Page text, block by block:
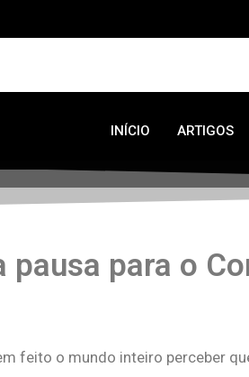
INÍCIO ARTIGOS
pausa para o
feito o mundo inteiro perceber